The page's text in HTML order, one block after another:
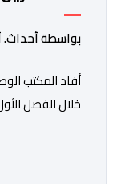
الفصل الأول
بواسطة أحداث.
أفاد المكتب